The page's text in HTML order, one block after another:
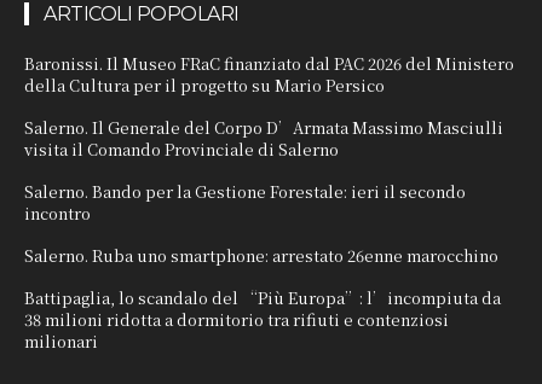
ARTICOLI POPOLARI
Baronissi. Il Museo FRaC finanziato dal PAC 2026 del Ministero
della Cultura per il progetto su Mario Persico
Salerno. Il Generale del Corpo D’Armata Massimo Masciulli
visita il Comando Provinciale di Salerno
Salerno. Bando per la Gestione Forestale: ieri il secondo
incontro
Salerno. Ruba uno smartphone: arrestato 26enne marocchino
Battipaglia, lo scandalo del “Più Europa”: l’incompiuta da
38 milioni ridotta a dormitorio tra rifiuti e contenziosi
milionari